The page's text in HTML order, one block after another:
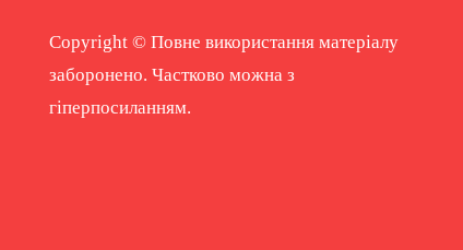
Copyright © Повне використання матеріалу
заборонено. Частково можна з
гіперпосиланням.